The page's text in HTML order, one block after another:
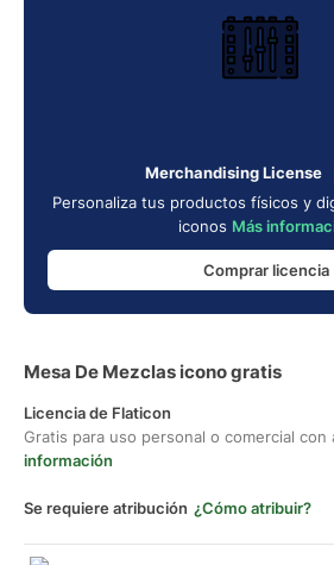
Merchandising License
Personaliza tus productos físicos y
iconos Más
Comprar licencia
Mesa De Mezclas icono gratis
Licencia de Flaticon
Gratis para uso personal o comercial con
información
Se requiere atribución ¿Cómo atribuir?